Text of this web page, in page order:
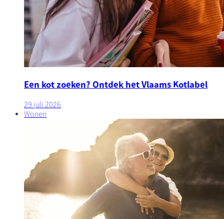
Een kot zoeken? Ontdek het Vlaams Kotlabel
29 juli 2026
Wonen